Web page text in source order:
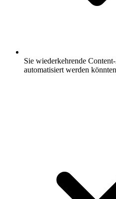
Sie wiederkehrende
automatisiert werden